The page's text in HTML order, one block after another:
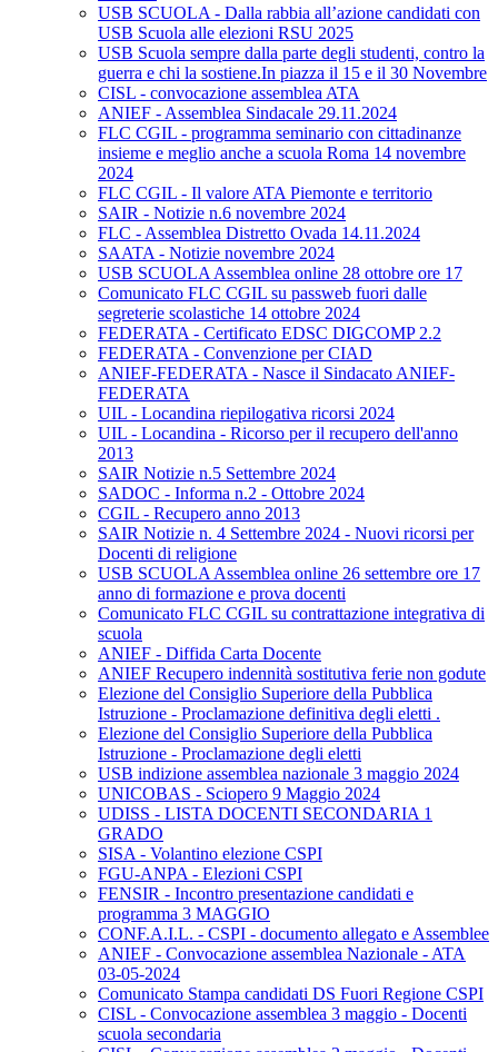
USB SCUOLA - Dalla rabbia all’azione candidati con
USB Scuola alle elezioni RSU 2025
USB Scuola sempre dalla parte degli studenti, contro la
guerra e chi la sostiene.In piazza il 15 e il 30 Novembre
CISL - convocazione assemblea ATA
ANIEF - Assemblea Sindacale 29.11.2024
FLC CGIL - programma seminario con cittadinanze
insieme e meglio anche a scuola Roma 14 novembre
2024
FLC CGIL - Il valore ATA Piemonte e territorio
SAIR - Notizie n.6 novembre 2024
FLC - Assemblea Distretto Ovada 14.11.2024
SAATA - Notizie novembre 2024
USB SCUOLA Assemblea online 28 ottobre ore 17
Comunicato FLC CGIL su passweb fuori dalle
segreterie scolastiche 14 ottobre 2024
FEDERATA - Certificato EDSC DIGCOMP 2.2
FEDERATA - Convenzione per CIAD
ANIEF-FEDERATA - Nasce il Sindacato ANIEF-
FEDERATA
UIL - Locandina riepilogativa ricorsi 2024
UIL - Locandina - Ricorso per il recupero dell'anno
2013
SAIR Notizie n.5 Settembre 2024
SADOC - Informa n.2 - Ottobre 2024
CGIL - Recupero anno 2013
SAIR Notizie n. 4 Settembre 2024 - Nuovi ricorsi per
Docenti di religione
USB SCUOLA Assemblea online 26 settembre ore 17
anno di formazione e prova docenti
Comunicato FLC CGIL su contrattazione integrativa di
scuola
ANIEF - Diffida Carta Docente
ANIEF Recupero indennità sostitutiva ferie non godute
Elezione del Consiglio Superiore della Pubblica
Istruzione - Proclamazione definitiva degli eletti .
Elezione del Consiglio Superiore della Pubblica
Istruzione - Proclamazione degli eletti
USB indizione assemblea nazionale 3 maggio 2024
UNICOBAS - Sciopero 9 Maggio 2024
UDISS - LISTA DOCENTI SECONDARIA 1
GRADO
SISA - Volantino elezione CSPI
FGU-ANPA - Elezioni CSPI
FENSIR - Incontro presentazione candidati e
programma 3 MAGGIO
CONF.A.I.L. - CSPI - documento allegato e Assemblee
ANIEF - Convocazione assemblea Nazionale - ATA
03-05-2024
Comunicato Stampa candidati DS Fuori Regione CSPI
CISL - Convocazione assemblea 3 maggio - Docenti
scuola secondaria